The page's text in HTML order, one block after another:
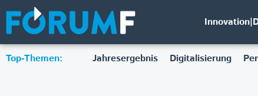
Top-Themen: Jahresergebnis Digitalisierung